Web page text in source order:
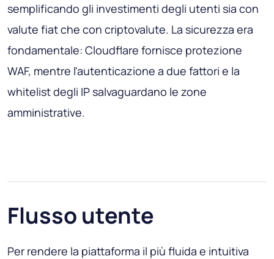
semplificando gli investimenti degli utenti sia con
valute fiat che con criptovalute. La sicurezza era
fondamentale: Cloudflare fornisce protezione
WAF, mentre l'autenticazione a due fattori e la
whitelist degli IP salvaguardano le zone
amministrative.
Flusso utente
Per rendere la piattaforma il più fluida e intuitiva